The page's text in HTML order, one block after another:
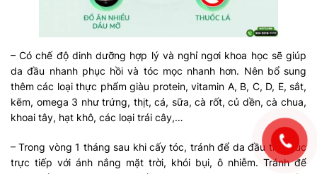
– Có chế độ dinh dưỡng hợp lý và nghỉ ngơi khoa học sẽ giúp
da đầu nhanh phục hồi và tóc mọc nhanh hơn. Nên bổ sung
thêm các loại thực phẩm giàu protein, vitamin A, B, C, D, E, sắt,
kẽm, omega 3 như trứng, thịt, cá, sữa, cà rốt, củ dền, cà chua,
khoai tây, hạt khô, các loại trái cây,…
– Trong vòng 1 tháng sau khi cấy tóc, tránh để da đầu tiếp xúc
trực tiếp với ánh nắng mặt trời, khói bụi, ô nhiễm. Tránh để